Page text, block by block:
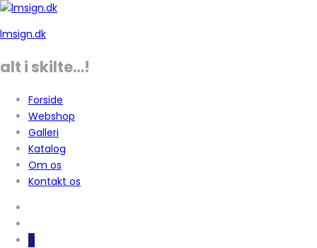
lmsign.dk
alt i skilte…!
Forside
Webshop
Galleri
Katalog
Om os
Kontakt os
0